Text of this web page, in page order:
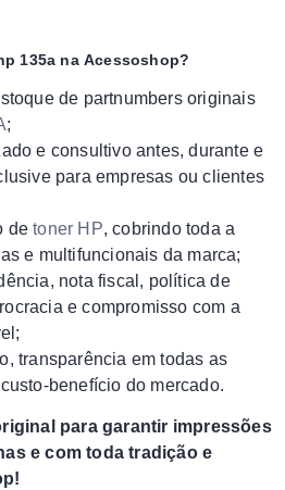
135a na Acessoshop?
de partnumbers originais
;
e consultivo antes, durante e
para empresas ou clientes
detoner HP, cobrindo toda a
e multifuncionais da marca;
nota fiscal, política de
e compromisso com a
transparência em todas as
benefício do mercado.
para garantir impressões
e com toda tradição e